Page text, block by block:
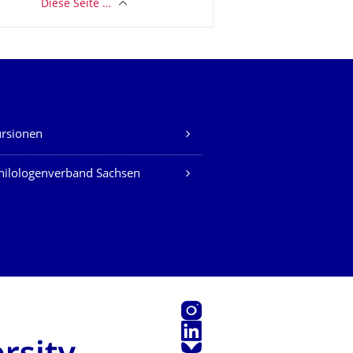
Diese Seite …
Sachsen
Instagram
LinkedIn
Bluesky